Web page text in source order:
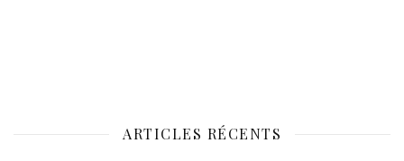
ARTICLES RÉCENTS